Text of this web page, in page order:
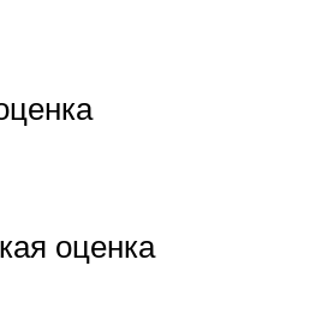
оценка